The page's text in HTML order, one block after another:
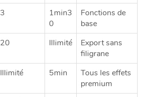
3
1min3
0
Fonctions de
base
20 Illimité
Export sans
filigrane
Illimité 5min
Tous les effets
premium